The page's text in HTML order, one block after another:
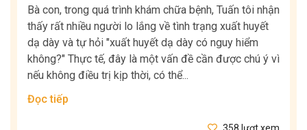
Bà con, trong quá trình khám chữa bệnh, Tuấn tôi nhận
thấy rất nhiều người lo lắng về tình trạng xuất huyết
dạ dày và tự hỏi "xuất huyết dạ dày có nguy hiểm
không?" Thực tế, đây là một vấn đề cần được chú ý vì
nếu không điều trị kịp thời, có thể...
Đọc tiếp